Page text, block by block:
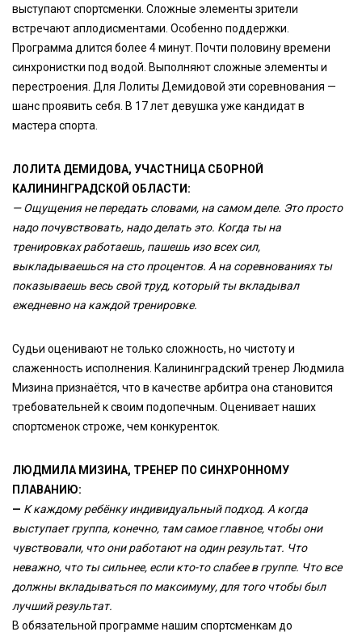
выступают спортсменки. Сложные элементы зрители
встречают аплодисментами. Особенно поддержки.
Программа длится более 4 минут. Почти половину времени
синхронистки под водой. Выполняют сложные элементы и
перестроения. Для Лолиты Демидовой эти соревнования —
шанс проявить себя. В 17 лет девушка уже кандидат в
мастера спорта.
ЛОЛИТА ДЕМИДОВА, УЧАСТНИЦА СБОРНОЙ
КАЛИНИНГРАДСКОЙ ОБЛАСТИ:
— Ощущения не передать словами, на самом деле. Это просто
надо почувствовать, надо делать это. Когда ты на
тренировках работаешь, пашешь изо всех сил,
выкладываешься на сто процентов. А на соревнованиях ты
показываешь весь свой труд, который ты вкладывал
ежедневно на каждой тренировке.
Судьи оценивают не только сложность, но чистоту и
слаженность исполнения. Калининградский тренер Людмила
Мизина признаётся, что в качестве арбитра она становится
требовательней к своим подопечным. Оценивает наших
спортсменок строже, чем конкуренток.
ЛЮДМИЛА МИЗИНА, ТРЕНЕР ПО СИНХРОННОМУ
ПЛАВАНИЮ:
— К каждому ребёнку индивидуальный подход. А когда
выступает группа, конечно, там самое главное, чтобы они
чувствовали, что они работают на один результат. Что
неважно, что ты сильнее, если кто-то слабее в группе. Что все
должны вкладываться по максимуму, для того чтобы был
лучший результат.
В обязательной программе нашим спортсменкам до